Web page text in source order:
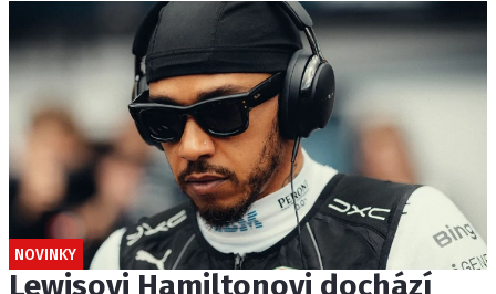
NOVINKY
Lewisovi Hamiltonovi dochází